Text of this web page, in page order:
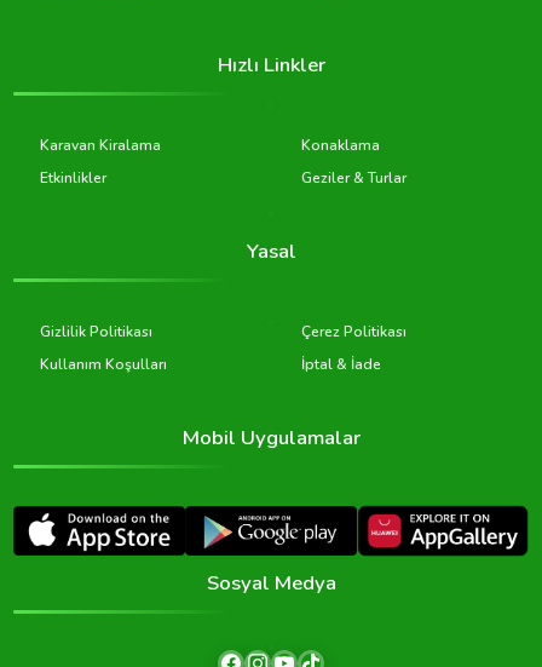
Hızlı Linkler
Karavan Kiralama
Konaklama
Etkinlikler
Geziler & Turlar
Yasal
Gizlilik Politikası
Çerez Politikası
Kullanım Koşulları
İptal & İade
Mobil Uygulamalar
Sosyal Medya